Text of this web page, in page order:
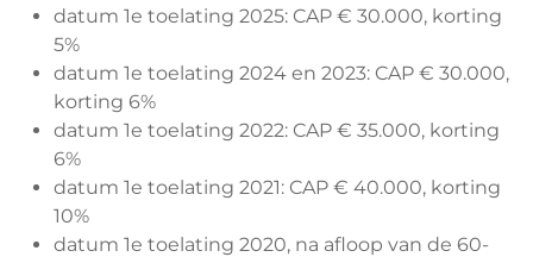
datum 1e toelating 2025: CAP € 30.000, korting
5%
datum 1e toelating 2024 en 2023: CAP € 30.000,
korting 6%
datum 1e toelating 2022: CAP € 35.000, korting
6%
datum 1e toelating 2021: CAP € 40.000, korting
10%
datum 1e toelating 2020, na afloop van de 60-